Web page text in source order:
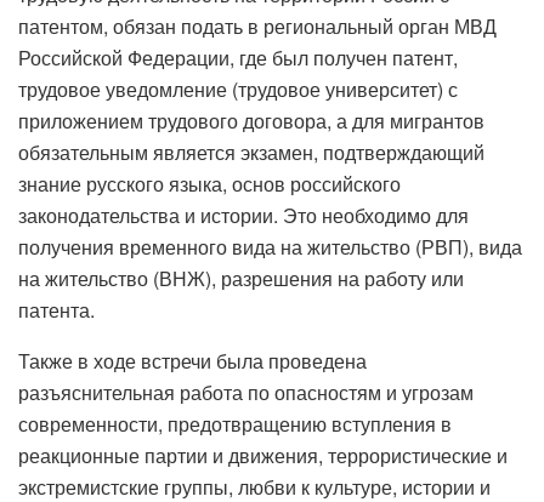
патентом, обязан подать в региональный орган МВД
Российской Федерации, где был получен патент,
трудовое уведомление (трудовое университет) с
приложением трудового договора, а для мигрантов
обязательным является экзамен, подтверждающий
знание русского языка, основ российского
законодательства и истории. Это необходимо для
получения временного вида на жительство (РВП), вида
на жительство (ВНЖ), разрешения на работу или
патента.
Также в ходе встречи была проведена
разъяснительная работа по опасностям и угрозам
современности, предотвращению вступления в
реакционные партии и движения, террористические и
экстремистские группы, любви к культуре, истории и